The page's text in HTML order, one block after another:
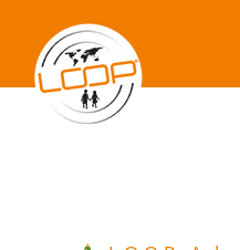
Inhalt
springen